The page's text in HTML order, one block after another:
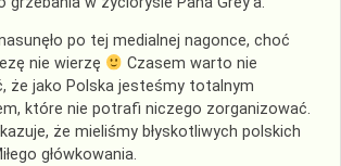
po tej medialnej nagonce, choć
nie wierzę
Czasem warto nie
że jako Polska jesteśmy totalnym
które nie potrafi niczego zorganizować.
że mieliśmy błyskotliwych polskich
główkowania.